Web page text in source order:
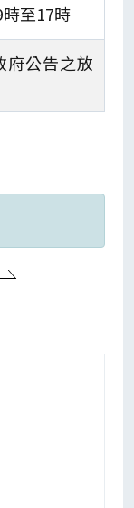
至17時
府公告之放